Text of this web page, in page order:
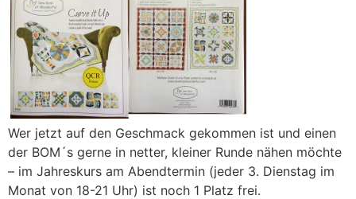
Wer jetzt auf den Geschmack gekommen ist und einen
der BOM´s gerne in netter, kleiner Runde nähen möchte
– im Jahreskurs am Abendtermin (jeder 3. Dienstag im
Monat von 18-21 Uhr) ist noch 1 Platz frei.